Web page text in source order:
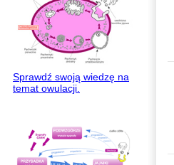
Sprawdź swoją wiedzę na
temat owulacji.